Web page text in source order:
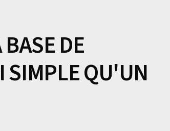
DE
SIMPLE QU'UN